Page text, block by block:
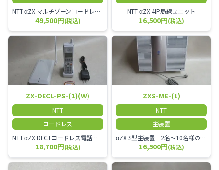
NTT αZX マルチゾーンコードレススター増設アンテナ
49,500円(税込)
NTT αZX 4IP局線ユニット
16,500円(税込)
ZX-DECL-PS-(1)(W)
NTT
コードレス
NTT αZX DECTコードレス電話機 電波方式がDECTで、 防水機能（IPX4:あらゆる方向からの水の飛まつを受けても有害な影響を受けない。)を備えた 接続装置と子機の一対シングルゾーンコードレスです。
18,700円(税込)
ZXS-ME-(1)
NTT
主装置
αZX S型主装置 2名～10名様のオフィスに適しております。
16,500円(税込)